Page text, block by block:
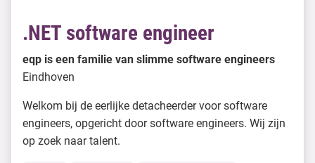
.NET software engineer
eqp is een familie van slimme software engineers
Eindhoven
Welkom bij de eerlijke detacheerder voor software
engineers, opgericht door software engineers. Wij zijn
op zoek naar talent.